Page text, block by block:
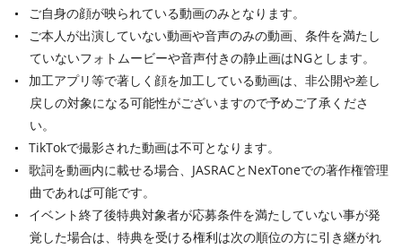
ご自身の顔が映られている動画のみとなります。
ご本人が出演していない動画や音声のみの動画、条件を満たし
ていないフォトムービーや音声付きの静止画はNGとします。
加工アプリ等で著しく顔を加工している動画は、非公開や差し
戻しの対象になる可能性がございますので予めご了承くださ
い。
TikTokで撮影された動画は不可となります。
歌詞を動画内に載せる場合、JASRACとNexToneでの著作権管理
曲であれば可能です。
イベント終了後特典対象者が応募条件を満たしていない事が発
覚した場合は、特典を受ける権利は次の順位の方に引き継がれ